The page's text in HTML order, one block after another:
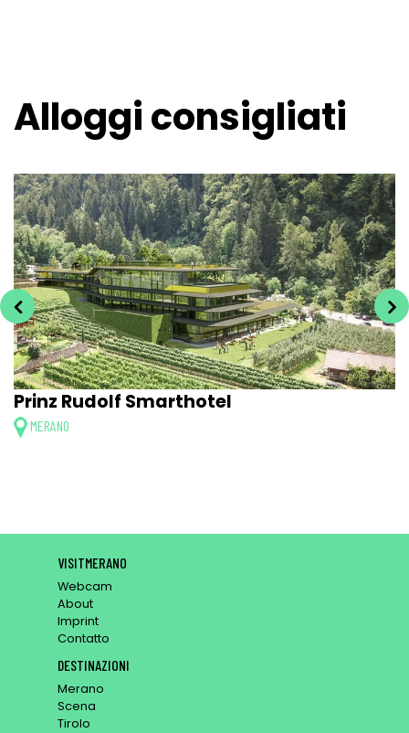
Alloggi consigliati
Prinz Rudolf Smarthotel
MERANO
VISITMERANO
Webcam
About
Imprint
Contatto
DESTINAZIONI
Merano
Scena
Tirolo